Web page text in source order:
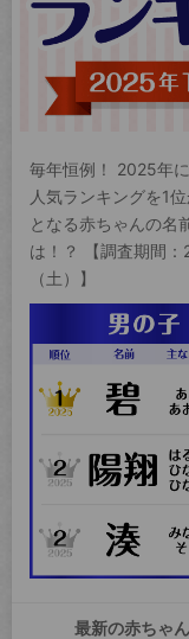
毎年恒例！ 2025年
人気ランキングを1
となる赤ちゃんの名
は！？ 【調査期間
（土）】
最新の赤ちゃ